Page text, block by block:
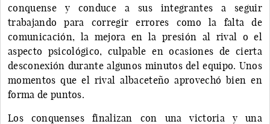
conquense y conduce a sus integrantes a seguir
trabajando para corregir errores como la falta de
comunicación, la mejora en la presión al rival o el
aspecto psicológico, culpable en ocasiones de cierta
desconexión durante algunos minutos del equipo. Unos
momentos que el rival albaceteño aprovechó bien en
forma de puntos.
Los conquenses finalizan con una victoria y una